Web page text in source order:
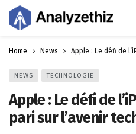
Home News Apple : Le défi de
NEWS TECHNOLOGIE
Apple : Le défi de
pari sur l’avenir